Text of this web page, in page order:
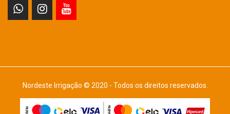
Nordeste Irrigação © 2020 - Todos os direitos reservados.